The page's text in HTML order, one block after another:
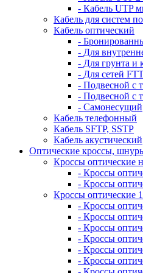
- Кабель UTP
Кабель для систем
Кабель оптический
-
- Для
- Для грунта и
- Для сетей
- Подвесной с
- Подвесной с
- Самонесущий
Кабель телефонный
Кабель SFTP, SSTP
Кабель акустический
Оптические кроссы,
Кроссы оптические
- Кроссы
- Кроссы
Кроссы оптические
- Кроссы
- Кроссы
- Кроссы
- Кроссы
- Кроссы
- Кроссы